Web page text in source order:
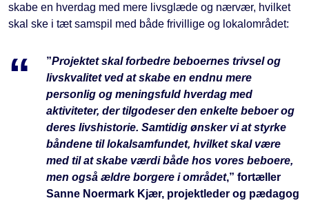
skabe en hverdag med mere livsglæde og nærvær, hvilket
skal ske i tæt samspil med både frivillige og lokalområdet:
”Projektet skal forbedre beboernes trivsel og
livskvalitet ved at skabe en endnu mere
personlig og meningsfuld hverdag med
aktiviteter, der tilgodeser den enkelte beboer og
deres livshistorie. Samtidig ønsker vi at styrke
båndene til lokalsamfundet, hvilket skal være
med til at skabe værdi både hos vores beboere,
men også ældre borgere i området,” fortæller
Sanne Noermark Kjær, projektleder og pædagog